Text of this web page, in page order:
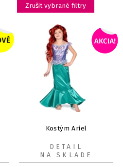
Zrušit vybrané filtry
Kostým Ariel
DETAIL
NA SKLADE